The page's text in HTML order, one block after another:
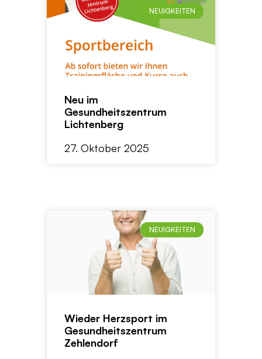
NEUIGKEITEN
Neu im
Gesundheitszentrum
Lichtenberg
27. Oktober 2025
NEUIGKEITEN
Wieder Herzsport im
Gesundheitszentrum
Zehlendorf